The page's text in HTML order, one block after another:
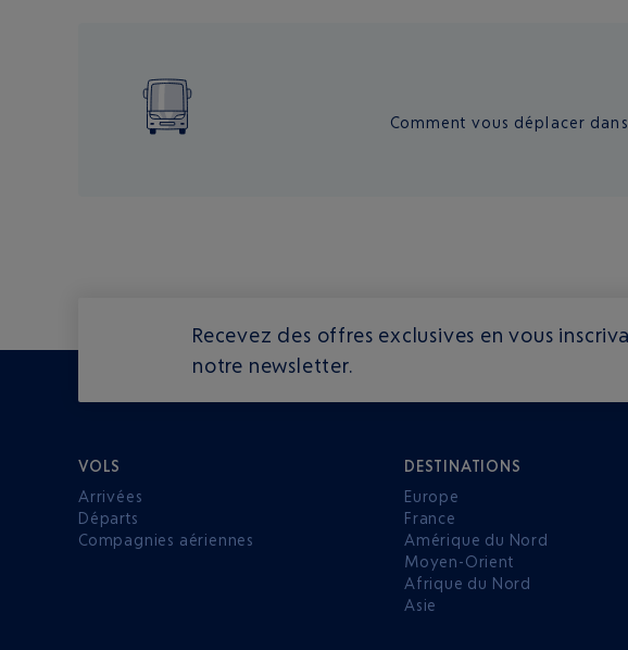
Comment vous déplacer
Recevez des offres exclusives en vous
notre newsletter.
VOLS
Arrivées
Départs
Compagnies aériennes
DESTINATIONS
Europe
France
Amérique du Nord
Moyen-Orient
Afrique du Nord
Asie